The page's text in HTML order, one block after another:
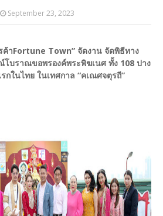
September 23, 2023
ค้าFortune Town” จัดงาน จัดพิธีทาง
บราณขอพรองค์พระพิฆเนศ ทั้ง 108 ปาง
กในไทย ในเทศกาล “คเณศจตุรถี”